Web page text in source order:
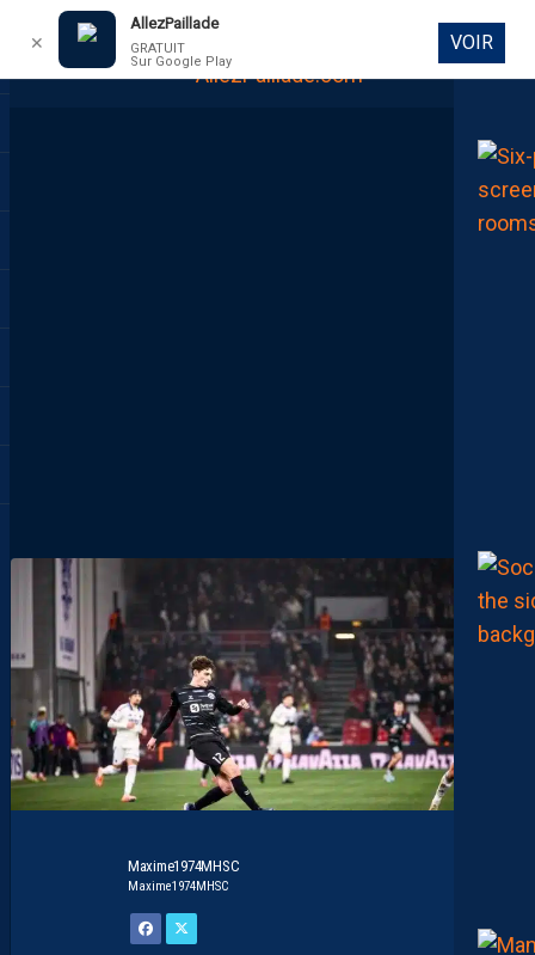
DIRECT
Maxime1974MHSC
Maxime1974MHSC
✕
AllezPaillade
GRATUIT
Sur Google Play
VOIR